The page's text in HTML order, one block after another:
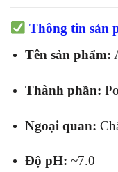
Thông tin sản
Tên sản phẩm:
Thành phần:
Ngoại quan:
Độ pH: ~7.0